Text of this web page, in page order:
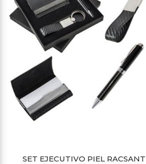
SET EJECUTIVO PIEL RACSANT